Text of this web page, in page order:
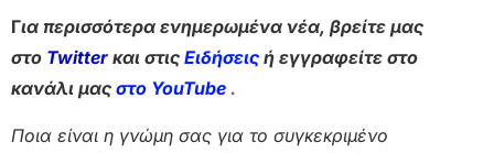
Για περισσότερα ενημερωμένα νέα, βρείτε μας
στο Twitter και στις Ειδήσεις ή εγγραφείτε στο
κανάλι μας στο YouTube .
Ποια είναι η γνώμη σας για το συγκεκριμένο